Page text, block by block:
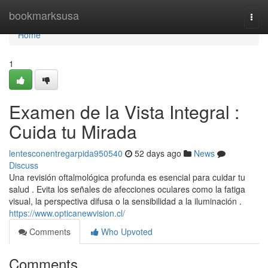
bookmarksusa
Home
Home
1
Examen de la Vista Integral :
Cuida tu Mirada
lentesconentregarpida950540 52 days ago
News
Discuss
Una revisión oftalmológica profunda es esencial para cuidar tu
salud . Evita los señales de afecciones oculares como la fatiga
visual, la perspectiva difusa o la sensibilidad a la iluminación .
https://www.opticanewvision.cl/
Comments
Who Upvoted
Comments